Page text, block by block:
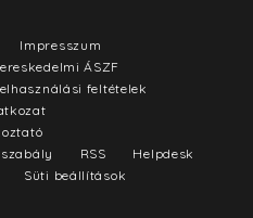
Impresszum
ÁSZF
feltételek
RSS
Helpdesk
Süti beállítások